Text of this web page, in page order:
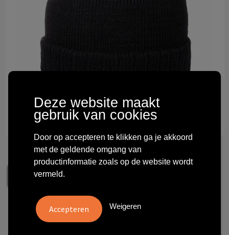
Technologie & gadgets
Themageschenken
Overig
Exclusive Beanie with Brim
Deze website maakt
gebruik van cookies
Door op accepteren te klikken ga je akkoord
met de geldende omgang van
productinformatie zoals op de website wordt
vermeld.
Weigeren